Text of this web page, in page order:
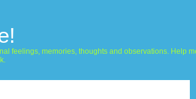
feelings, memories, thoughts and observations. Help